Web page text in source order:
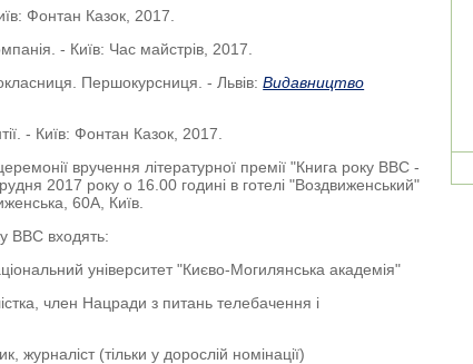
Фонтан Казок, 2017.
- Київ: Час майстрів, 2017.
Першокурсниця. - Львів:Видавництво
- Київ: Фонтан Казок, 2017.
вручення літературної премії "Книга року BBC -
2017 року о 16.00 годині в готелі "Воздвиженський"
60А, Київ.
ВВС входять:
університет "Києво-Могилянська академія"
член Нацради з питань телебачення і
журналіст (тільки у дорослій номінації)